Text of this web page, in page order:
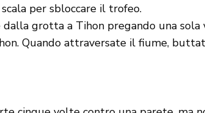
per sbloccare il trofeo.
grotta a Tihon pregando una sola
Quando attraversate il fiume,